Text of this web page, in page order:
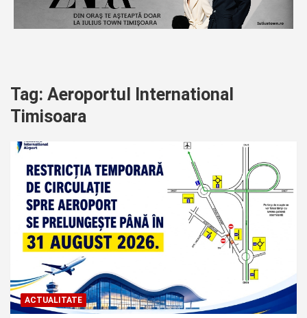
Tag: Aeroportul International
Timisoara
ACTUALITATE